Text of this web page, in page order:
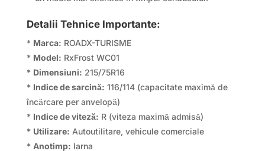
Detalii Tehnice Importante:
* Marca: ROADX-TURISME
* Model: RxFrost WC01
* Dimensiuni: 215/75R16
* Indice de sarcină: 116/114 (capacitate maximă de
încărcare per anvelopă)
* Indice de viteză: R (viteza maximă admisă)
* Utilizare: Autoutilitare, vehicule comerciale
* Anotimp: Iarna